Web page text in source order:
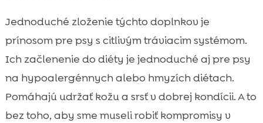
Jednoduché zloženie týchto doplnkov je
prínosom pre psy s citlivým tráviacim systémom.
Ich začlenenie do diéty je jednoduché aj pre psy
na hypoalergénnych alebo hmyzích diétach.
Pomáhajú udržať kožu a srsť v dobrej kondícii. A to
bez toho, aby sme museli robiť kompromisy v